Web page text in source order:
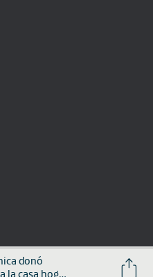
donó
la casa hogar